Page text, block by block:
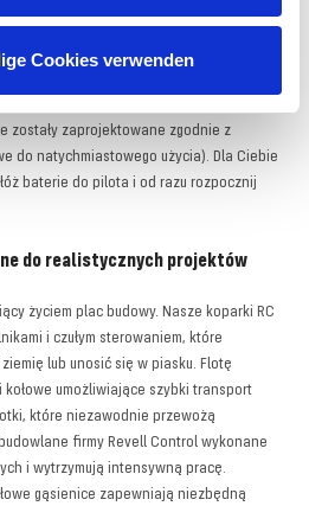
Cookies verwenden
starannie opracowany asortyment
zostały zaprojektowane zgodnie z
do natychmiastowego użycia). Dla Ciebie
baterie do pilota i od razu rozpocznij
do realistycznych projektów
życiem plac budowy. Nasze koparki RC
i czułym sterowaniem, które
lub unosić się w piasku. Flotę
kołowe umożliwiające szybki transport
które niezawodnie przewożą
firmy Revell Control wykonane
i wytrzymują intensywną pracę.
gąsienice zapewniają niezbędną